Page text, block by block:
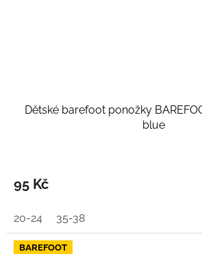
Dětské barefoot ponožky
blue
95 Kč
20-24 35-38
BAREFOOT